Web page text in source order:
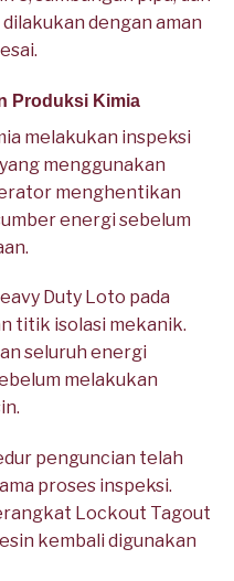
dengan aman
Produksi Kimia
melakukan inspeksi
menggunakan
menghentikan
energi sebelum
Duty Loto pada
titik isolasi mekanik.
seluruh energi
melakukan
penguncian telah
proses inspeksi.
Lockout Tagout
kembali digunakan